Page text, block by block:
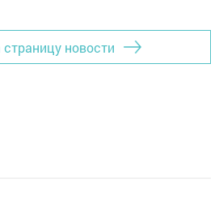
страницу новости